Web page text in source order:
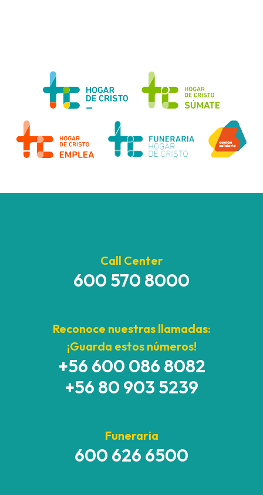
Call Center
600 570 8000
Reconoce nuestras llamadas:
¡Guarda estos números!
+56 600 086 8082
+56 80 903 5239
Funeraria
600 626 6500